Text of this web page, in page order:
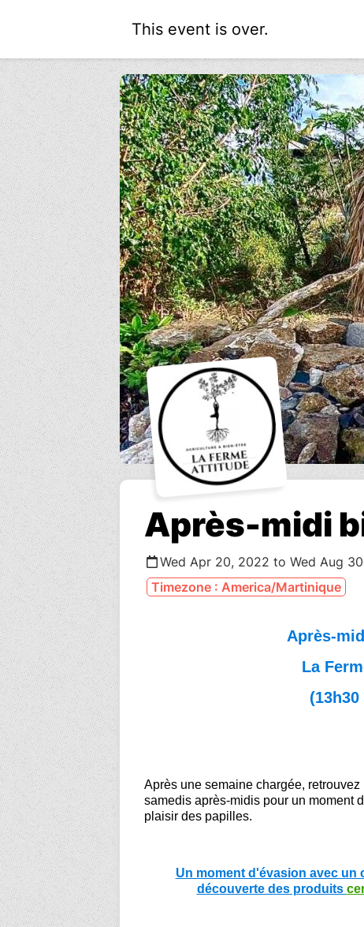
This event is over.
Après-midi
Wed Apr 20, 2022 to Wed Aug
Timezone : America/Martinique
Après-
La
(13h30
Après une semaine chargée,
samedis après-midis pour un moment
plaisir des papilles.
Un moment d'évasion avec un
découverte des produits